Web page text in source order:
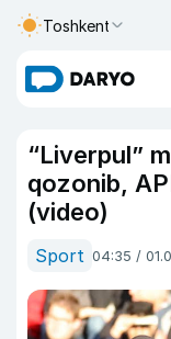
Toshkent
“Liverpul”
qozonib,
(video)
Sport 04:35 /